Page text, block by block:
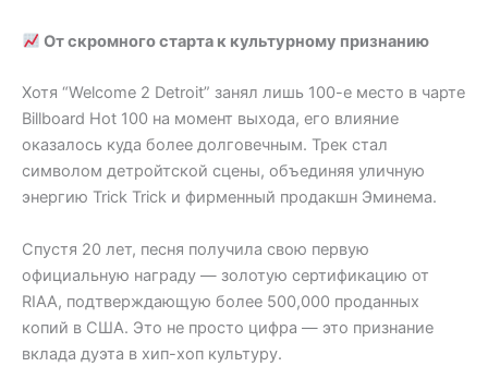
От скромного старта к культурному признанию
Хотя “Welcome 2 Detroit” занял лишь 100-е место в чарте
Billboard Hot 100 на момент выхода, его влияние
оказалось куда более долговечным. Трек стал
символом детройтской сцены, объединяя уличную
энергию Trick Trick и фирменный продакшн Эминема.
Спустя 20 лет, песня получила свою первую
официальную награду — золотую сертификацию от
RIAA, подтверждающую более 500,000 проданных
копий в США. Это не просто цифра — это признание
вклада дуэта в хип-хоп культуру.